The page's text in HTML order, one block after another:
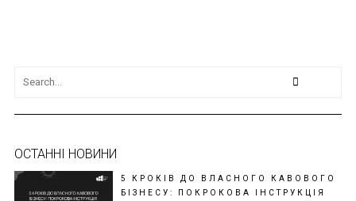
ОСТАННІ НОВИНИ
5 КРОКІВ ДО ВЛАСНОГО КАВОВОГО
БІЗНЕСУ: ПОКРОКОВА ІНСТРУКЦІЯ